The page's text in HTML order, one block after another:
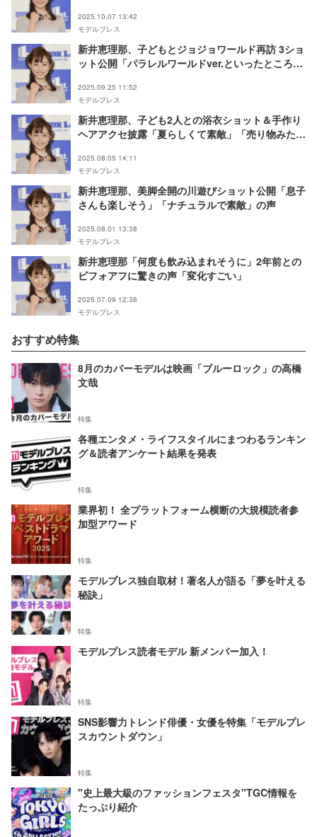
2025.10.07 13:42
モデルプレス
新井恵理那、子どもとジョジョワールド再訪 3ショ
ット公開「パラレルワールドver.といったところで
2025.09.25 11:52
モデルプレス
新井恵理那、子ども2人との浴衣ショット＆手作り
ヘアアクセ披露「夏らしくて素敵」「売り物みた
2025.08.05 14:11
モデルプレス
新井恵理那、美脚全開の川遊びショット公開「息子
さんも楽しそう」「ナチュラルで素敵」の声
2025.08.01 13:38
モデルプレス
新井恵理那「何度も飲み込まれそうに」2年前との
ビフォアフに驚きの声「変化すごい」
2025.07.09 12:38
モデルプレス
おすすめ特集
8月のカバーモデルは映画「ブルーロック」の高橋
文哉
特集
各種エンタメ・ライフスタイルにまつわるランキン
グ＆読者アンケート結果を発表
特集
業界初！ 全プラットフォーム横断の大規模読者参
加型アワード
特集
モデルプレス独自取材！著名人が語る「夢を叶える
秘訣」
特集
モデルプレス読者モデル 新メンバー加入！
特集
SNS影響力トレンド俳優・女優を特集「モデルプレ
スカウントダウン」
特集
"史上最大級のファッションフェスタ"TGC情報を
たっぷり紹介